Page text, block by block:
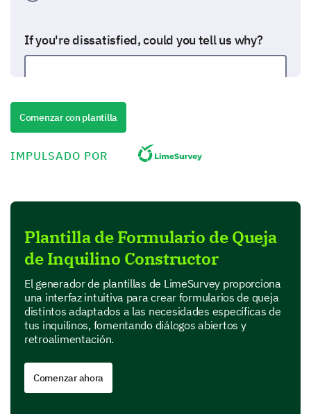
If you're dissatisfied, could you tell us why?
You and Your Neighbors
Your satisfaction with your neighbors can significantly
influence your living experience. We'd appreciate
your insights on this.
neighbors?
If your relationship is poor or very poor, could
you share the reasons?
Comenzar con plantilla
IMPULSADO POR
Plantilla de Formulario de Queja
de Inquilino Constructor
El generador de plantillas de LimeSurvey proporciona
una interfaz intuitiva para crear formularios de queja
distintos adaptados a las necesidades específicas de
tus inquilinos, fomentando diálogos abiertos y
retroalimentación.
Comenzar ahora